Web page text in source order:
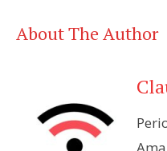
About The Author